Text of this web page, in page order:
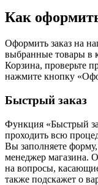
Как
Оформить заказ на
выбранные товары в
Корзина, проверьте
нажмите кнопку
Быстрый заказ
Функция «Быстрый
проходить всю
Вы заполняете
менеджер магазина.
на вопросы,
также подскажет о